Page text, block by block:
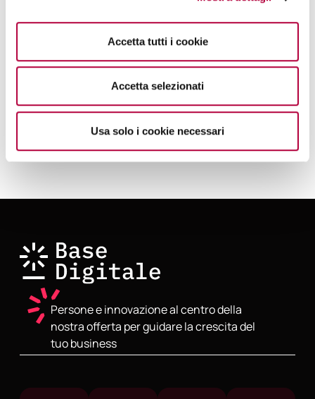
Accetta tutti i cookie
Accetta selezionati
Usa solo i cookie necessari
“Con UCAPP abbiamo trasformato la venditadipolizze
in un’esperienza nativadigitale, unendo la potenza
dell’Intelligenza Artificiale alla sicurezza
dell’architettura Blockchain.”
Persone e innovazione al centro della
nostra offerta per guidare la crescita del
tuo business